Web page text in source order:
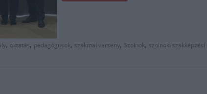
, oktatás, pedagógusok, szakmai verseny, Szolnok, szolnoki szakképzési